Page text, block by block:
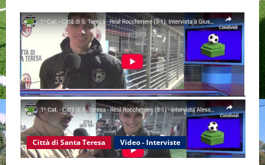
Città di Santa Teresa Video - Interviste